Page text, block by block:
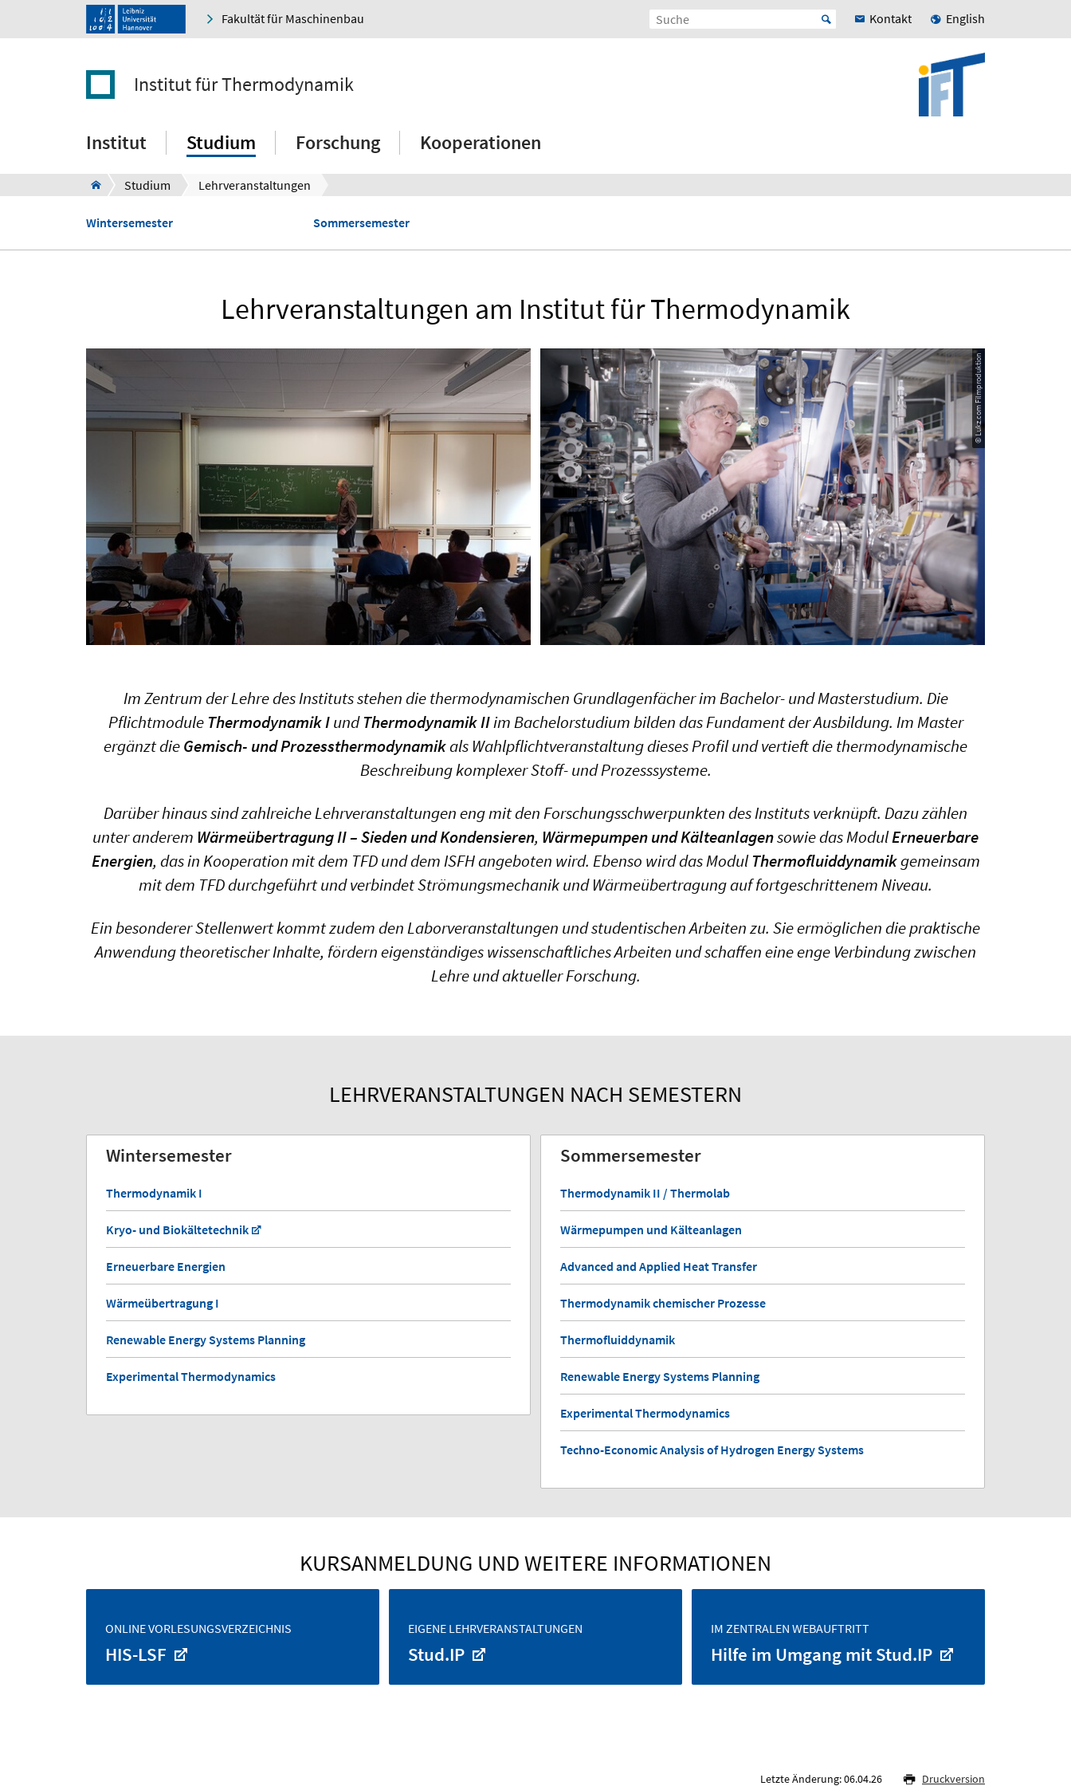
Fakultät für Maschinenbau Kontakt English
Institut für Thermodynamik
Institut Studium Forschung Kooperationen
Studium Lehrveranstaltungen
Wintersemester Sommersemester
Lehrveranstaltungen am Institut für Thermodynamik
© Lukz.com Filmproduktion
Im Zentrum der Lehre des Instituts stehen die thermodynamischen Grundlagenfächer im Bachelor- und Masterstudium. Die
Pflichtmodule Thermodynamik IundThermodynamik IIim Bachelorstudium bilden das Fundament der Ausbildung. Im Master
ergänzt dieGemisch- und Prozessthermodynamikals Wahlpflichtveranstaltung dieses Profil und vertieft die thermodynamische
Beschreibung komplexer Stoff- und Prozesssysteme.
Darüber hinaus sind zahlreiche Lehrveranstaltungen eng mit den Forschungsschwerpunkten des Instituts verknüpft. Dazu zählen
unter anderem Wärmeübertragung II – Sieden und Kondensieren, Wärmepumpen und Kälteanlagensowie das ModulErneuerbare
Energien, das in Kooperation mit dem TFD und dem ISFH angeboten wird. Ebenso wird das ModulThermofluiddynamikgemeinsam
mit dem TFD durchgeführt und verbindet Strömungsmechanik und Wärmeübertragung auf fortgeschrittenem Niveau.
Ein besonderer Stellenwert kommt zudem den Laborveranstaltungen und studentischen Arbeiten zu. Sie ermöglichen die praktische
Anwendung theoretischer Inhalte, fördern eigenständiges wissenschaftliches Arbeiten und schaffen eine enge Verbindung zwischen
Lehre und aktueller Forschung.
LEHRVERANSTALTUNGEN NACH SEMESTERN
Wintersemester
Thermodynamik I
Kryo- und Biokältetechnik
Erneuerbare Energien
Wärmeübertragung I
Renewable Energy Systems Planning
Experimental Thermodynamics
Sommersemester
Thermodynamik II / Thermolab
Wärmepumpen und Kälteanlagen
Advanced and Applied Heat Transfer
Thermodynamik chemischer Prozesse
Thermofluiddynamik
Renewable Energy Systems Planning
Experimental Thermodynamics
Techno-Economic Analysis of Hydrogen Energy Systems
KURSANMELDUNG UND WEITERE INFORMATIONEN
ONLINE VORLESUNGSVERZEICHNIS
HIS-LSF
EIGENE LEHRVERANSTALTUNGEN
Stud.IP
IM ZENTRALEN WEBAUFTRITT
Hilfe im Umgang mit Stud.IP
Letzte Änderung: 06.04.26 Druckversion